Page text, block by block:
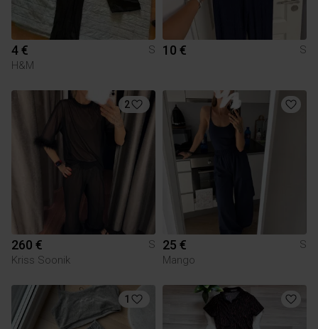
4 €
S
H&M
10 € S
2
260 €
S
Kriss Soonik
25 €
S
Mango
1